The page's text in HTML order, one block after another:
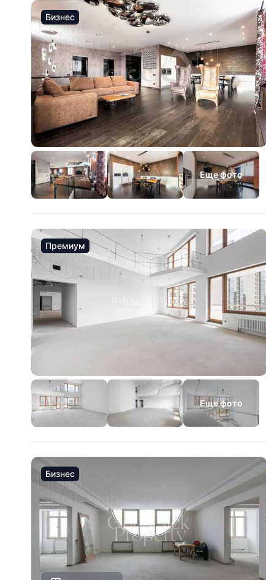
Бизнес
Еще фото
Премиум
Еще фото
Бизнес